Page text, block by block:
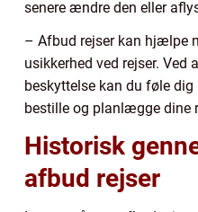
senere ændre den eller
– Afbud rejser kan hjælpe
usikkerhed ved rejser. Ved
beskyttelse kan du føle
bestille og planlægge dine
Historisk
afbud rejser